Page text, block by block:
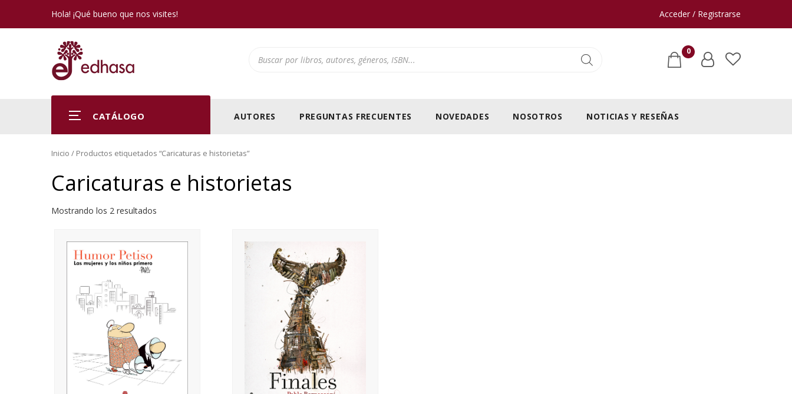
Hola! ¡Qué bueno que nos visites! Acceder / Registrarse
0
CATÁLOGO AUTORES PREGUNTAS FRECUENTES NOVEDADES NOSOTROS NOTICIAS Y RESEÑAS
Inicio / Productos etiquetados “Caricaturas e historietas”
Caricaturas e historietas
Mostrando los 2 resultados